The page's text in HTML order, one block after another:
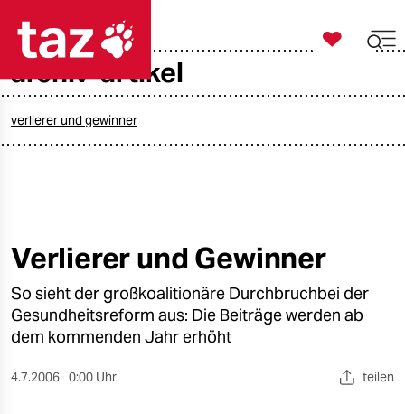
öko
gesellschaft
kultur
sport

taz zahl ich
archiv-artikel
verlierer und gewinner
Verlierer und Gewinner
So sieht der großkoalitionäre Durchbruchbei der
Gesundheitsreform aus: Die Beiträge werden ab
dem kommenden Jahr erhöht
4.7.2006 0:00 Uhr teilen